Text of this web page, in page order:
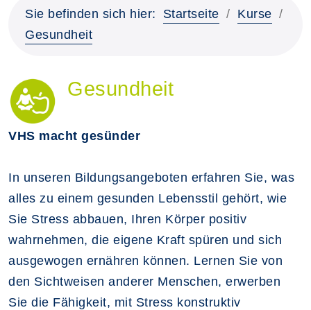
Sie befinden sich hier: Startseite
Kurse
Gesundheit
Gesundheit
VHS macht gesünder
In unseren Bildungsangeboten erfahren Sie, was
alles zu einem gesunden Lebensstil gehört, wie
Sie Stress abbauen, Ihren Körper positiv
wahrnehmen, die eigene Kraft spüren und sich
ausgewogen ernähren können. Lernen Sie von
den Sichtweisen anderer Menschen, erwerben
Sie die Fähigkeit, mit Stress konstruktiv